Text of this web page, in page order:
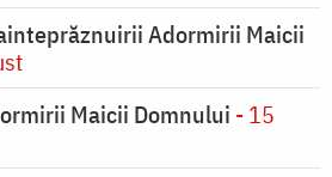
Adormirii Maicii
Maicii Domnului - 15